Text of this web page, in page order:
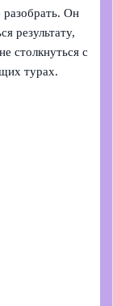
разобрать. Он
результату,
столкнуться с
турах.